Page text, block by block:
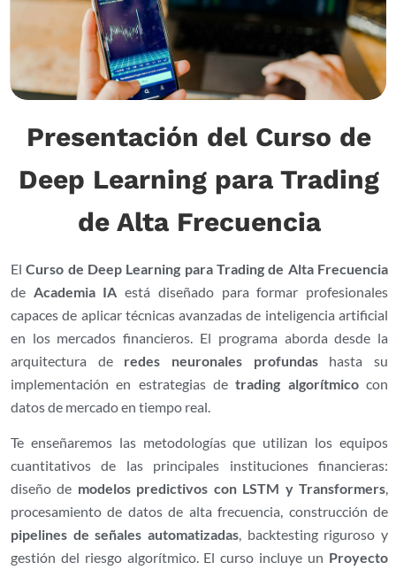
Presentación del Curso de
Deep Learning para Trading
de Alta Frecuencia
ElCurso de Deep Learning para Trading de Alta Frecuencia
de Academia IA está diseñado para formar profesionales
capaces de aplicar técnicas avanzadas de inteligencia artificial
en los mercados financieros. El programa aborda desde la
arquitectura de redes neuronales profundashasta su
implementación en estrategias detrading algorítmicocon
datos de mercado en tiempo real.
Te enseñaremos las metodologías que utilizan los equipos
cuantitativos de las principales instituciones financieras:
diseño de modelos predictivos con LSTM y Transformers,
procesamiento de datos de alta frecuencia, construcción de
pipelines de señales automatizadas, backtesting riguroso y
gestión del riesgo algorítmico. El curso incluye un Proyecto